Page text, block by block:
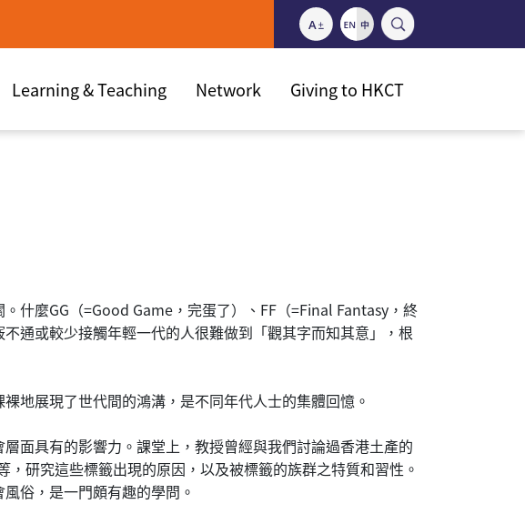
Learning & Teaching Network Giving to HKCT
什麼GG（=Good Game，完蛋了）、FF（=Final Fantasy，終
通或較少接觸年輕一代的人很難做到「觀其字而知其意」，根
地展現了世代間的鴻溝，是不同年代人士的集體回憶。
面具有的影響力。課堂上，教授曾經與我們討論過香港土產的
研究這些標籤出現的原因，以及被標籤的族群之特質和習性。
俗，是一門頗有趣的學問。